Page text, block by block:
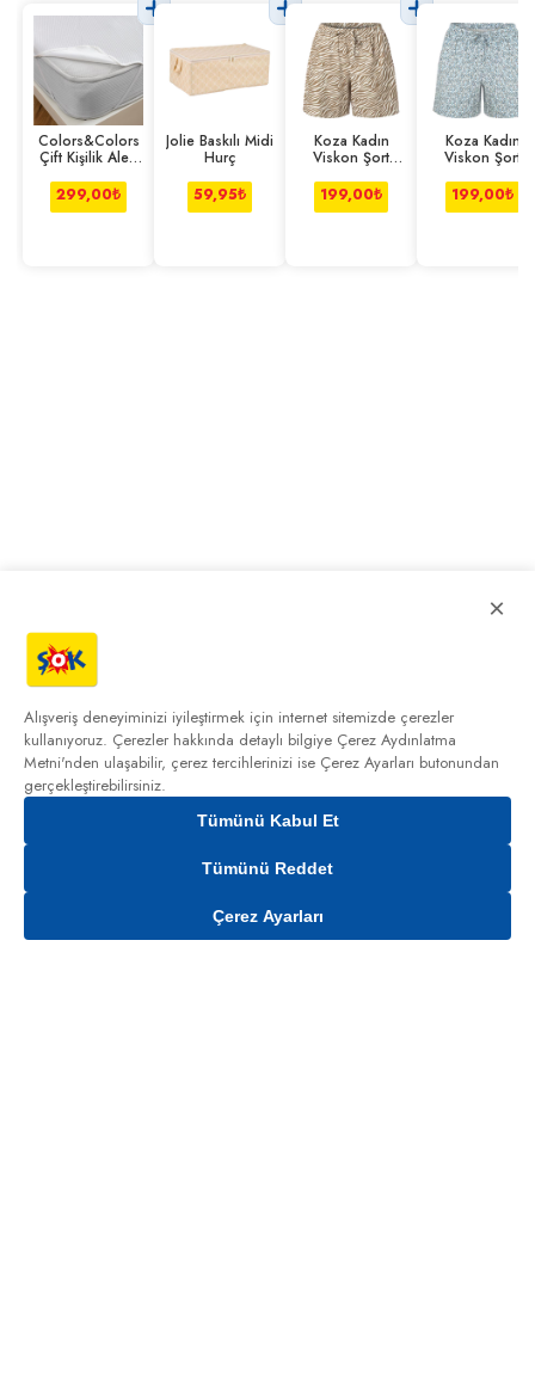
Gelince Haber Ver
Colors&Colors
Çift Kişilik Alez
299,00₺
Jolie Baskılı Midi
Hurç
59,95₺
Koza Kadın
Viskon Şort
199,00₺
Koza Kadın
Viskon Şort
199,00₺
×
Alışveriş deneyiminizi iyileştirmek için internet sitemizde çerezler
kullanıyoruz. Çerezler hakkında detaylı bilgiye Çerez Aydınlatma
Metni'nden ulaşabilir, çerez tercihlerinizi ise Çerez Ayarları butonundan
gerçekleştirebilirsiniz.
Tümünü Kabul Et
Tümünü Reddet
Çerez Ayarları